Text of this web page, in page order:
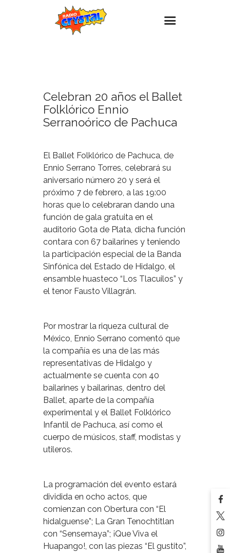
Eventos
Promociones
Para ti
Contacto
Celebran 20 años el Ballet
Folklórico Ennio
Serranoórico de Pachuca
El Ballet Folklórico de Pachuca, de
Ennio Serrano Torres, celebrará su
aniversario número 20 y será el
próximo 7 de febrero, a las 19:00
horas que lo celebraran dando una
función de gala gratuita en el
auditorio Gota de Plata, dicha función
contara con 67 bailarines y teniendo
la participación especial de la Banda
Sinfónica del Estado de Hidalgo, el
ensamble huasteco “Los Tlacuilos” y
el tenor Fausto Villagrán.
Por mostrar la riqueza cultural de
México, Ennio Serrano comentó que
la compañía es una de las más
representativas de Hidalgo y
actualmente se cuenta con 40
bailarines y bailarinas, dentro del
Ballet, aparte de la compañía
experimental y el Ballet Folklórico
Infantil de Pachuca, así como el
cuerpo de músicos, staff, modistas y
utileros.
La programación del evento estará
dividida en ocho actos, que
comienzan con Obertura con “El
hidalguense”; La Gran Tenochtitlan
con “Sensemaya”; ¡Que Viva el
Huapango!, con las piezas “El gustito”,